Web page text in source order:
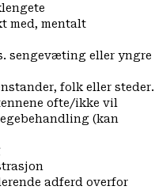
med, mentalt
sengevæting eller yngre
folk eller steder.
ofte/ikke vil
(kan
adferd overfor